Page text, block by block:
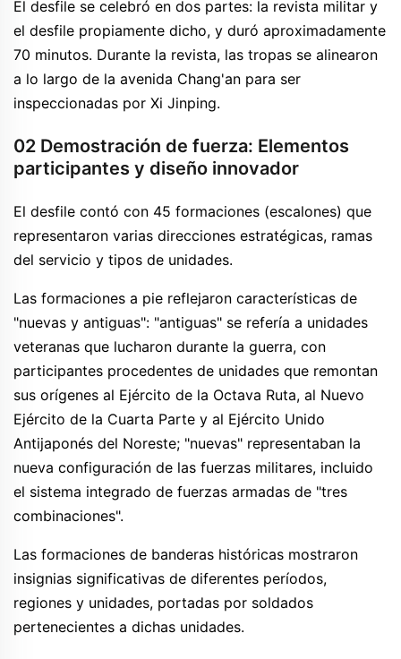
El desfile se celebró en dos partes: la revista militar y
el desfile propiamente dicho, y duró aproximadamente
70 minutos. Durante la revista, las tropas se alinearon
a lo largo de la avenida Chang'an para ser
inspeccionadas por Xi Jinping.
02 Demostración de fuerza: Elementos
participantes y diseño innovador
El desfile contó con 45 formaciones (escalones) que
representaron varias direcciones estratégicas, ramas
del servicio y tipos de unidades.
Las formaciones a pie reflejaron características de
"nuevas y antiguas": "antiguas" se refería a unidades
veteranas que lucharon durante la guerra, con
participantes procedentes de unidades que remontan
sus orígenes al Ejército de la Octava Ruta, al Nuevo
Ejército de la Cuarta Parte y al Ejército Unido
Antijaponés del Noreste; "nuevas" representaban la
nueva configuración de las fuerzas militares, incluido
el sistema integrado de fuerzas armadas de "tres
combinaciones".
Las formaciones de banderas históricas mostraron
insignias significativas de diferentes períodos,
regiones y unidades, portadas por soldados
pertenecientes a dichas unidades.